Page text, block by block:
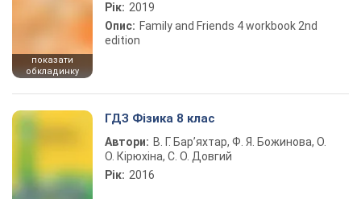
показати
обкладинку
Рік: 2019
Опис: Family and Friends 4 workbook 2nd
edition
ГДЗ Фізика 8 клас
Автори: В. Г. Бар’яхтар, Ф. Я. Божинова, О.
О. Кірюхіна, С. О. Довгий
Рік: 2016